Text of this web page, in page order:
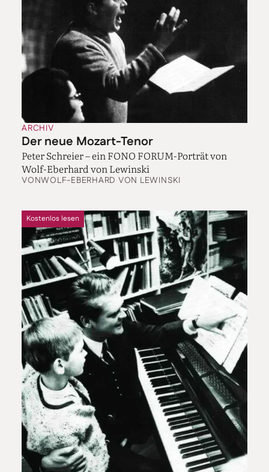
ARCHIV
Der neue Mozart-Tenor
Peter Schreier – ein FONO FORUM-Porträt von
Wolf-Eberhard von Lewinski
VONWOLF-EBERHARD VON LEWINSKI
Kostenlos lesen